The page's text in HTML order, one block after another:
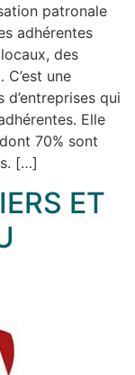
patronale
adhérentes
des
une
qui
Elle
70% sont
[…]
ET